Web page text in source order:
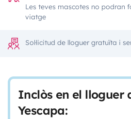
Les teves mascotes no podran
viatge
Sol·licitud de lloguer gratuïta i
Inclòs en el lloguer
Yescapa: